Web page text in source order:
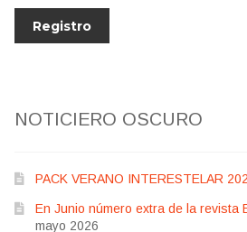
NOTICIERO OSCURO
PACK VERANO INTERESTELAR
En Junio número extra de la revista
mayo 2026